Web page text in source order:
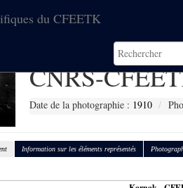
du CFEETK
CNRS-
Date de la photographie : 1910
Information sur les éléments représentés